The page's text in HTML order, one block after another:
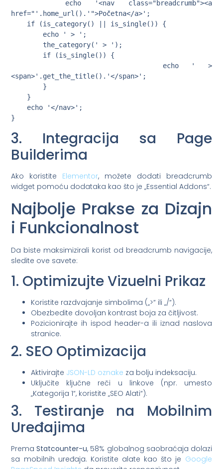
href="'.home_url().'">Početna</a>';
<span>'.get_the_title().'</span>';
3. Integracija sa Page
Builderima
Ako koristite Elementor, možete dodati breadcrumb
widget pomoću dodataka kao što je „Essential Addons“.
Najbolje Prakse za Dizajn
i Funkcionalnost
Da biste maksimizirali korist od breadcrumb navigacije,
sledite ove savete:
1. Optimizujte Vizuelni Prikaz
Koristite razdvajanje simbolima („>“ ili „/“).
Obezbedite dovoljan kontrast boja za čitljivost.
Pozicionirajte ih ispod header-a ili iznad naslova
stranice.
2. SEO Optimizacija
Aktivirajte JSON-LD oznake za bolju indeksaciju.
Uključite ključne reči u linkove (npr. umesto
„Kategorija 1“, koristite „SEO Alati“).
3. Testiranje na Mobilnim
Uređajima
PremaStatcounter-u, 58% globalnog saobraćaja dolazi
sa mobilnih uređaja. Koristite alate kao što je Google